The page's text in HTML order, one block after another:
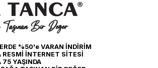
%50'e VARAN İNDİRİM
RESMİ İNTERNET SİTESİ
75 YAŞINDA